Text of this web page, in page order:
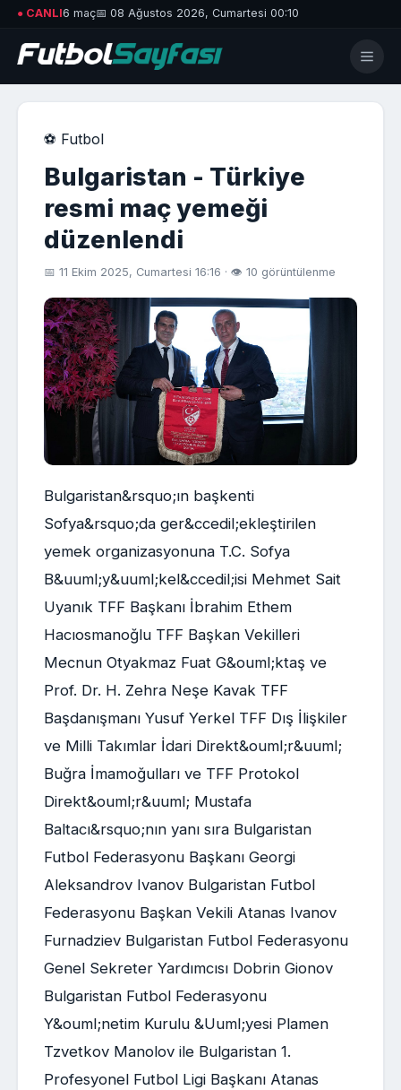
● CANLI6 maç📅 08 Ağustos 2026, Cumartesi 00:10
⚽ Futbol
Bulgaristan - Türkiye
resmi maç yemeği
düzenlendi
📅 11 Ekim 2025, Cumartesi 16:16 · 👁 10 görüntülenme
Bulgaristan&rsquo;ın başkenti
Sofya&rsquo;da ger&ccedil;ekleştirilen
yemek organizasyonuna T.C. Sofya
B&uuml;y&uuml;kel&ccedil;isi Mehmet Sait
Uyanık TFF Başkanı İbrahim Ethem
Hacıosmanoğlu TFF Başkan Vekilleri
Mecnun Otyakmaz Fuat G&ouml;ktaş ve
Prof. Dr. H. Zehra Neşe Kavak TFF
Başdanışmanı Yusuf Yerkel TFF Dış İlişkiler
ve Milli Takımlar İdari Direkt&ouml;r&uuml;
Buğra İmamoğulları ve TFF Protokol
Direkt&ouml;r&uuml; Mustafa
Baltacı&rsquo;nın yanı sıra Bulgaristan
Futbol Federasyonu Başkanı Georgi
Aleksandrov Ivanov Bulgaristan Futbol
Federasyonu Başkan Vekili Atanas Ivanov
Furnadziev Bulgaristan Futbol Federasyonu
Genel Sekreter Yardımcısı Dobrin Gionov
Bulgaristan Futbol Federasyonu
Y&ouml;netim Kurulu &Uuml;yesi Plamen
Tzvetkov Manolov ile Bulgaristan 1.
Profesyonel Futbol Ligi Başkanı Atanas